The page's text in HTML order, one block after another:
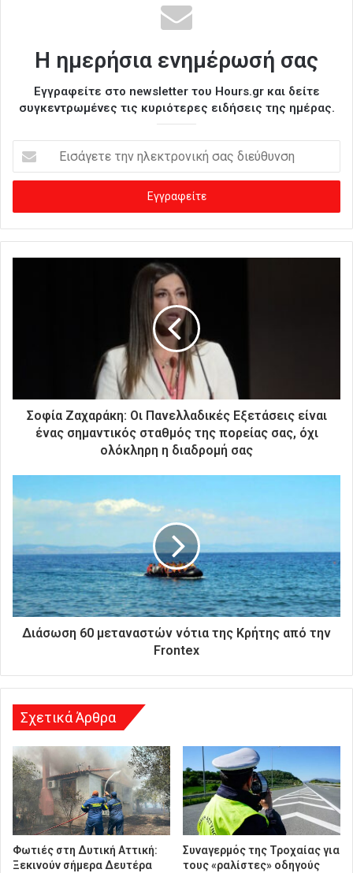
Η ημερήσια ενημέρωσή σας
Εγγραφείτε στο newsletter του Hours.gr και δείτε
συγκεντρωμένες τις κυριότερες ειδήσεις της ημέρας.
σ
γ
ε
τ
ή
ς
δ
ι
ε
ύ
σ
Σοφία Ζαχαράκη: Οι Πανελλαδικές Εξετάσεις είναι
ένας σημαντικός σταθμός της πορείας σας, όχι
ολόκληρη η διαδρομή σας
Διάσωση 60 μεταναστών νότια της Κρήτης από την
Frontex
Σχετικά Άρθρα
Φωτιές στη Δυτική Αττική:
Ξεκινούν σήμερα Δευτέρα
Συναγερμός της Τροχαίας για
τους «ραλίστες» οδηγούς